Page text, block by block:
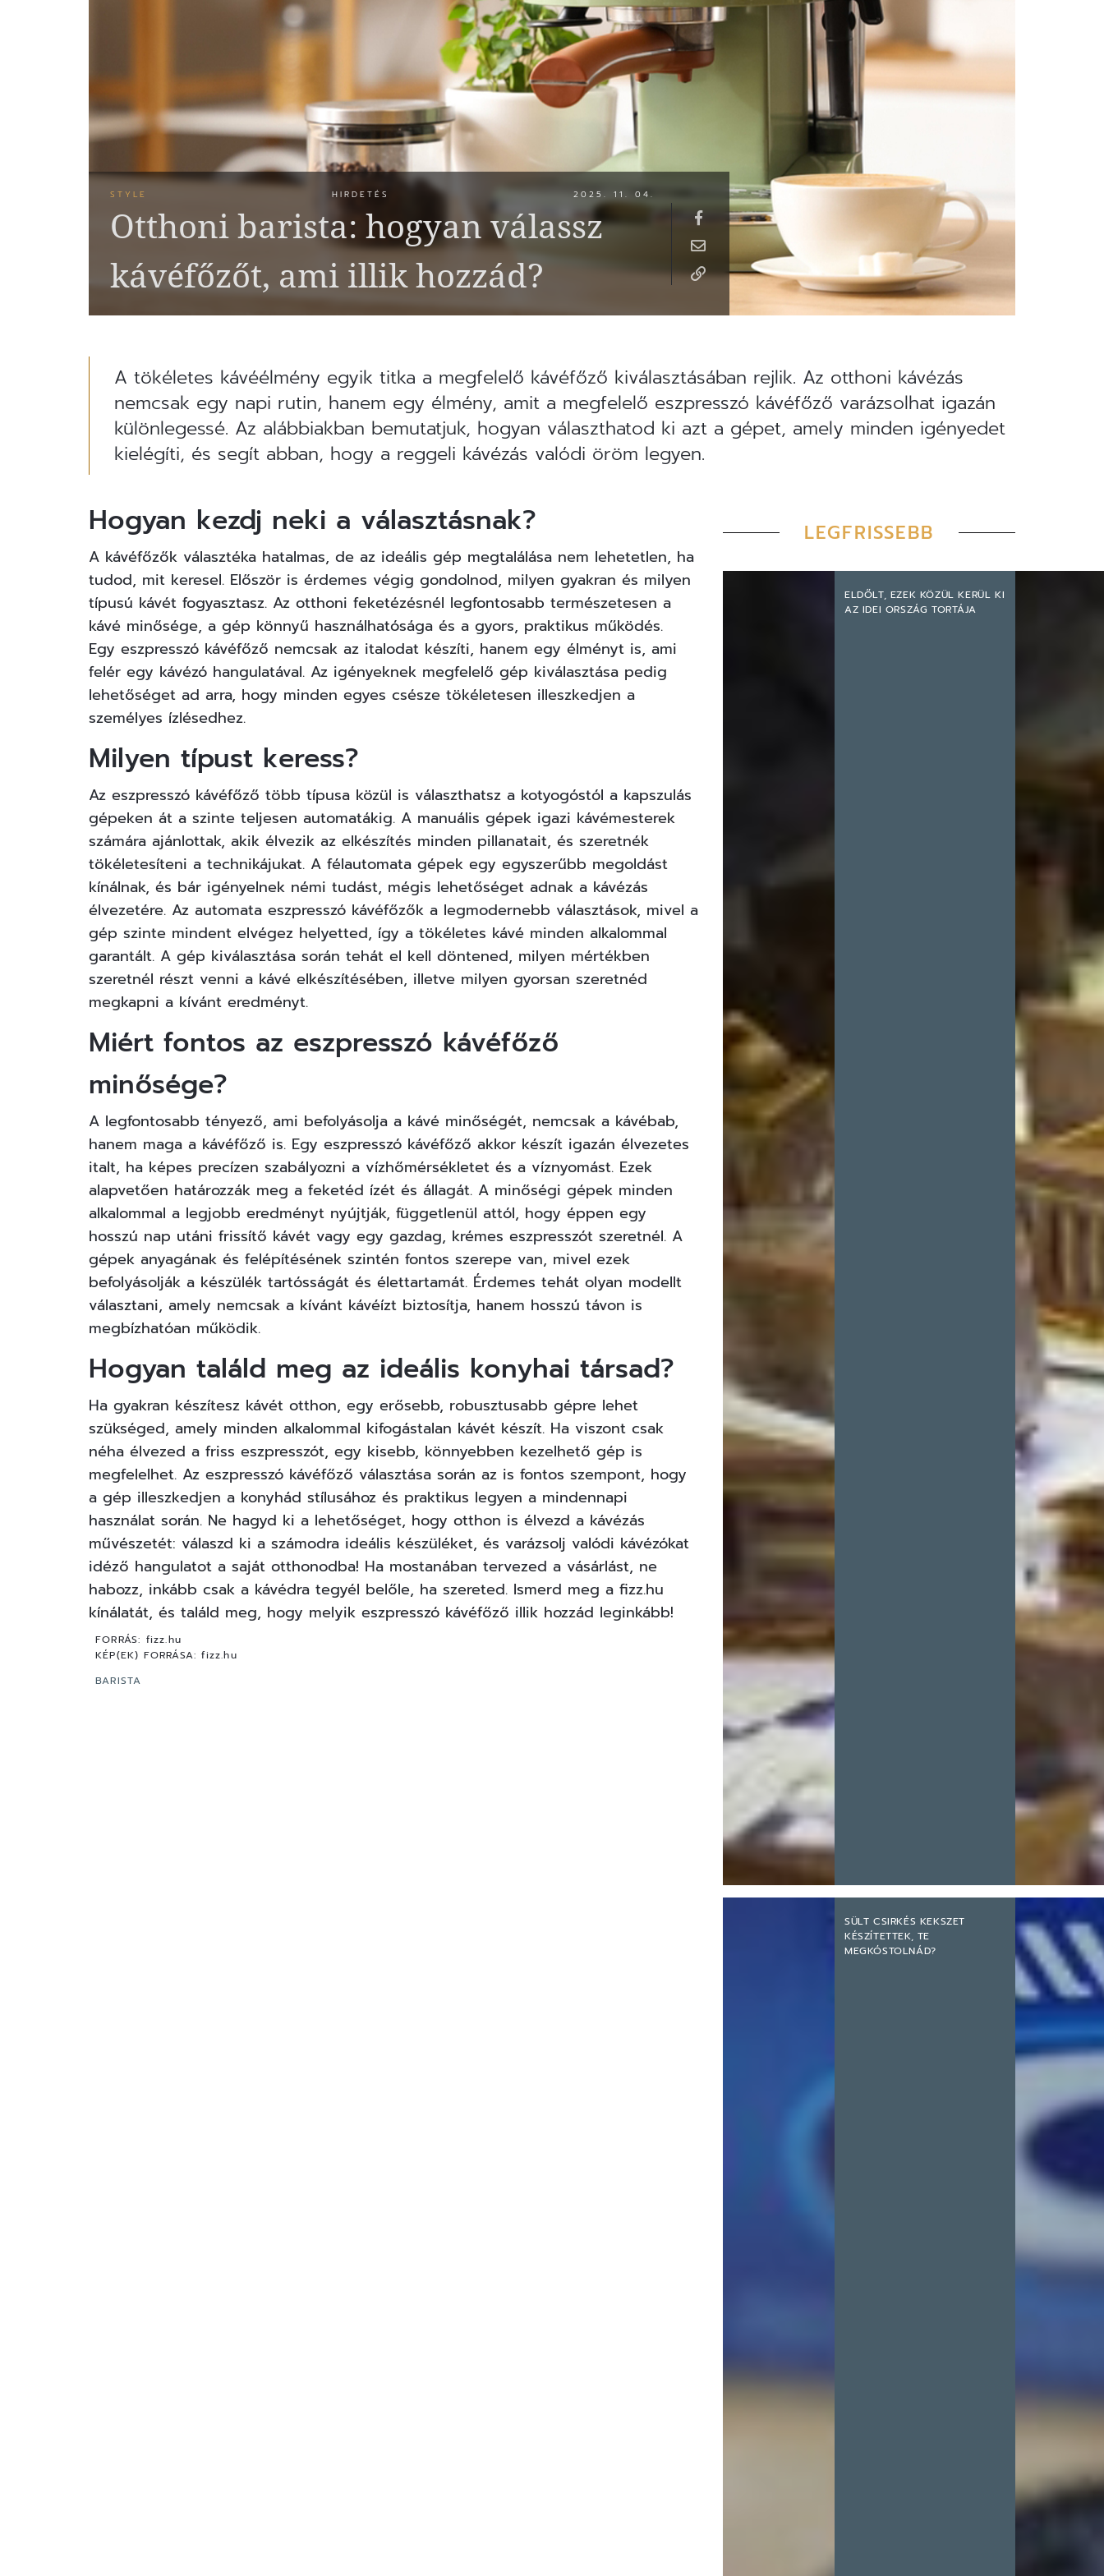
STYLE HIRDETÉS 2025. 11. 04.
Otthoni barista: hogyan válassz
kávéfőzőt, ami illik hozzád?
A tökéletes kávéélmény egyik titka a megfelelő kávéfőző kiválasztásában rejlik. Az otthoni kávézás
nemcsak egy napi rutin, hanem egy élmény, amit a megfelelő eszpresszó kávéfőző varázsolhat igazán
különlegessé. Az alábbiakban bemutatjuk, hogyan választhatod ki azt a gépet, amely minden igényedet
kielégíti, és segít abban, hogy a reggeli kávézás valódi öröm legyen.
Hogyan kezdj neki a választásnak?
A kávéfőzők választéka hatalmas, de az ideális gép megtalálása nem lehetetlen, ha
tudod, mit keresel. Először is érdemes végig gondolnod, milyen gyakran és milyen
típusú kávét fogyasztasz. Az otthoni feketézésnél legfontosabb természetesen a
kávé minősége, a gép könnyű használhatósága és a gyors, praktikus működés.
Egy eszpresszó kávéfőző nemcsak az italodat készíti, hanem egy élményt is, ami
felér egy kávézó hangulatával. Az igényeknek megfelelő gép kiválasztása pedig
lehetőséget ad arra, hogy minden egyes csésze tökéletesen illeszkedjen a
személyes ízlésedhez.
Milyen típust keress?
Az eszpresszó kávéfőző több típusa közül is választhatsz a kotyogóstól a kapszulás
gépeken át a szinte teljesen automatákig. A manuális gépek igazi kávémesterek
számára ajánlottak, akik élvezik az elkészítés minden pillanatait, és szeretnék
tökéletesíteni a technikájukat. A félautomata gépek egy egyszerűbb megoldást
kínálnak, és bár igényelnek némi tudást, mégis lehetőséget adnak a kávézás
élvezetére. Az automata eszpresszó kávéfőzők a legmodernebb választások, mivel a
gép szinte mindent elvégez helyetted, így a tökéletes kávé minden alkalommal
garantált. A gép kiválasztása során tehát el kell döntened, milyen mértékben
szeretnél részt venni a kávé elkészítésében, illetve milyen gyorsan szeretnéd
megkapni a kívánt eredményt.
Miért fontos az eszpresszó kávéfőző
minősége?
A legfontosabb tényező, ami befolyásolja a kávé minőségét, nemcsak a kávébab,
hanem maga a kávéfőző is. Egy eszpresszó kávéfőző akkor készít igazán élvezetes
italt, ha képes precízen szabályozni a vízhőmérsékletet és a víznyomást. Ezek
alapvetően határozzák meg a feketéd ízét és állagát. A minőségi gépek minden
alkalommal a legjobb eredményt nyújtják, függetlenül attól, hogy éppen egy
hosszú nap utáni frissítő kávét vagy egy gazdag, krémes eszpresszót szeretnél. A
gépek anyagának és felépítésének szintén fontos szerepe van, mivel ezek
befolyásolják a készülék tartósságát és élettartamát. Érdemes tehát olyan modellt
választani, amely nemcsak a kívánt kávéízt biztosítja, hanem hosszú távon is
megbízhatóan működik.
Hogyan találd meg az ideális konyhai társad?
Ha gyakran készítesz kávét otthon, egy erősebb, robusztusabb gépre lehet
szükséged, amely minden alkalommal kifogástalan kávét készít. Ha viszont csak
néha élvezed a friss eszpresszót, egy kisebb, könnyebben kezelhető gép is
megfelelhet. Az eszpresszó kávéfőző választása során az is fontos szempont, hogy
a gép illeszkedjen a konyhád stílusához és praktikus legyen a mindennapi
használat során. Ne hagyd ki a lehetőséget, hogy otthon is élvezd a kávézás
művészetét: válaszd ki a számodra ideális készüléket, és varázsolj valódi kávézókat
idéző hangulatot a saját otthonodba! Ha mostanában tervezed a vásárlást, ne
habozz, inkább csak a kávédra tegyél belőle, ha szereted. Ismerd meg a fizz.hu
kínálatát, és találd meg, hogy melyik eszpresszó kávéfőző illik hozzád leginkább!
FORRÁS: fizz.hu
KÉP(EK) FORRÁSA: fizz.hu
BARISTA
LEGFRISSEBB
ELDŐLT, EZEK KÖZÜL KERÜL KI
AZ IDEI ORSZÁG TORTÁJA
SÜLT CSIRKÉS KEKSZET
KÉSZÍTETTEK, TE
MEGKÓSTOLNÁD?